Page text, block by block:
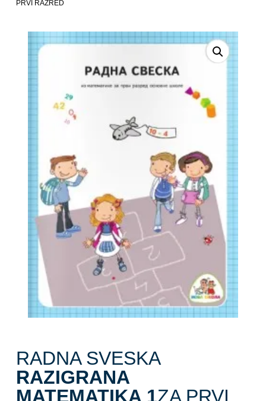
PRVI RAZRED
RADNA SVESKA
RAZIGRANA
MATEMATIKA 1ZA PRVI